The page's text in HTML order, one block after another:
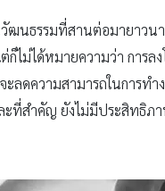
ฒนธรรมที่สานต่อมายาว
ก็ไม่ได้หมายความว่า กา
ลดความสามารถในการ
ที่สำคัญ ยังไม่มีประสิทธิภ